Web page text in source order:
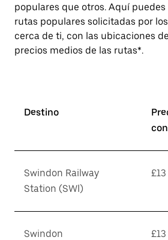
populares que otros. Aquí puedes
rutas populares solicitadas por
cerca de ti, con las ubicaciones
precios medios de las rutas*.
Destino
Swindon Railway
Station (SWI)
£13
Swindon £13